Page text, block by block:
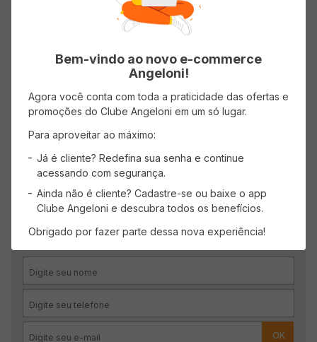
Carregando avaliações…
CADASTRE-SE
Receba promoções, novidades e descontos
OK
Bem-vindo ao novo e-commerce
Angeloni!
Agora você conta com toda a praticidade das ofertas e
promoções do Clube Angeloni em um só lugar.
Para aproveitar ao máximo:
Já é cliente? Redefina sua senha e continue
acessando com segurança.
Ainda não é cliente? Cadastre-se ou baixe o app
Clube Angeloni e descubra todos os benefícios.
Obrigado por fazer parte dessa nova experiência!